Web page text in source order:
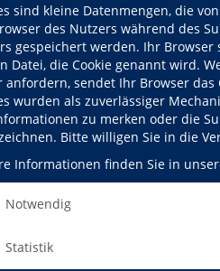
sind kleine Datenmengen, die
des Nutzers während des
gespeichert werden. Ihr
Datei, die Cookie genannt wird.
anfordern, sendet Ihr Browser das
wurden als zuverlässiger
zu merken oder die
Bitte willigen Sie in die
Informationen finden Sie in
Notwendig
Statistik
Lankl-Neiber
Pilateslehrerin
Dozentenprofil
dieses Dozenten